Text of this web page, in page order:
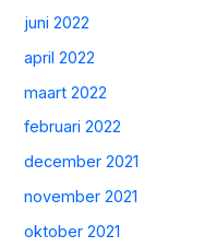
juni 2022
april 2022
maart 2022
februari 2022
december 2021
november 2021
oktober 2021